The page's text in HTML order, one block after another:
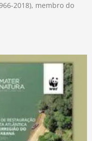
2018), membro do